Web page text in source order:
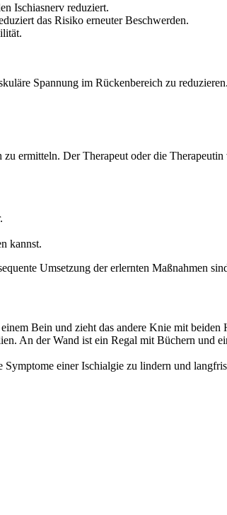
Ischiasnerv reduziert.
das Risiko erneuter Beschwerden.
Spannung im Rückenbereich zu
ermitteln. Der Therapeut oder die
kannst.
Umsetzung der erlernten Maßnahmen
einer Ischialgie zu lindern und